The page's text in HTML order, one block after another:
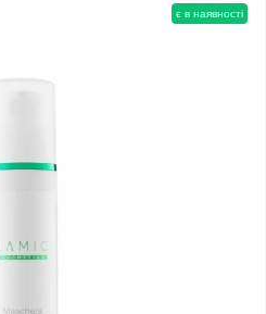
є в наявності